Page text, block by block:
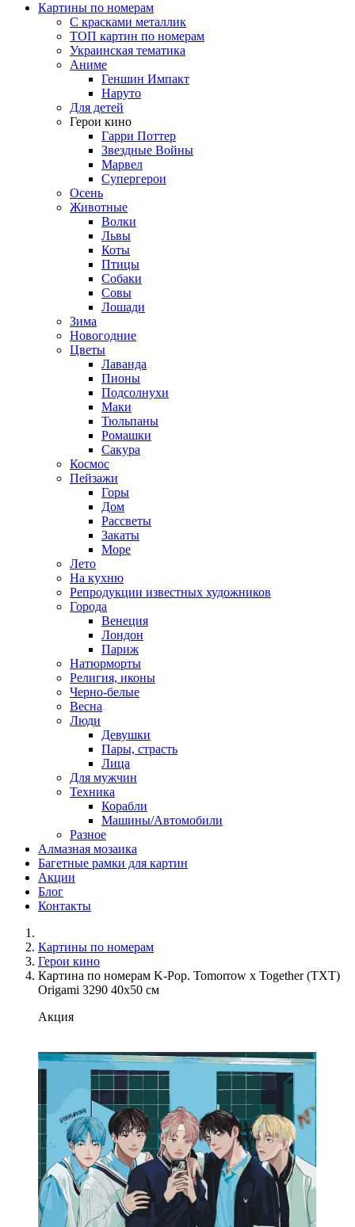
Картины по номерам
С красками металлик
ТОП картин по номерам
Украинская тематика
Аниме
Геншин Импакт
Наруто
Для детей
Герои кино
Гарри Поттер
Звездные Войны
Марвел
Супергерои
Осень
Животные
Волки
Львы
Коты
Птицы
Собаки
Совы
Лошади
Зима
Новогодние
Цветы
Лаванда
Пионы
Подсолнухи
Маки
Тюльпаны
Ромашки
Сакура
Космос
Пейзажи
Горы
Дом
Рассветы
Закаты
Море
Лето
На кухню
Репродукции известных художников
Города
Венеция
Лондон
Париж
Натюрморты
Религия, иконы
Черно-белые
Весна
Люди
Девушки
Пары, страсть
Лица
Для мужчин
Техника
Корабли
Машины/Автомобили
Разное
Алмазная мозаика
Багетные рамки для картин
Акции
Блог
Контакты
Картины по номерам
Герои кино
Картина по номерам K-Pop. Tomorrow x Together (TXT)
Origami 3290 40x50 см
Акция